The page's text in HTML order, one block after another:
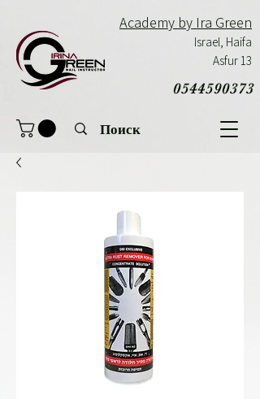
0544590373
Academy by Ira Green
Israel, Haifa
Asfur 13